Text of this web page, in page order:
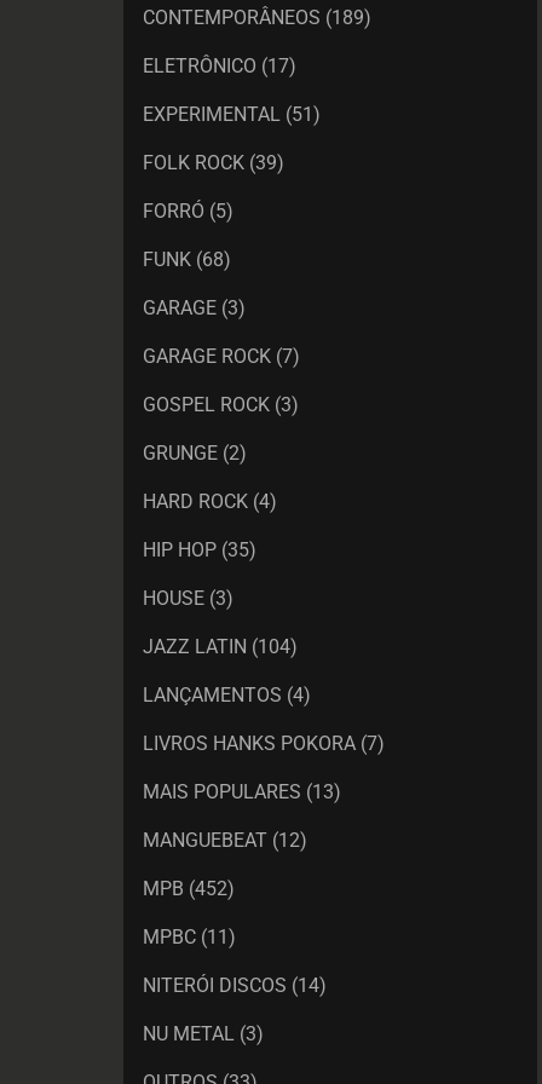
CONTEMPORÂNEOS (189)
ELETRÔNICO (17)
EXPERIMENTAL (51)
FOLK ROCK (39)
FORRÓ (5)
FUNK (68)
GARAGE (3)
GARAGE ROCK (7)
GOSPEL ROCK (3)
GRUNGE (2)
HARD ROCK (4)
HIP HOP (35)
HOUSE (3)
JAZZ LATIN (104)
LANÇAMENTOS (4)
LIVROS HANKS POKORA (7)
MAIS POPULARES (13)
MANGUEBEAT (12)
MPB (452)
MPBC (11)
NITERÓI DISCOS (14)
NU METAL (3)